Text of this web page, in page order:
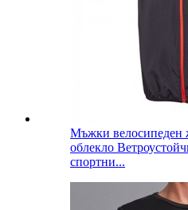
Мъжки велосипеден
облекло
спортни...